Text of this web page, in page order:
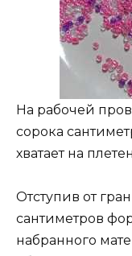
На рабочей
сорока
хватает на
Отступив от
сантиметров
набранного